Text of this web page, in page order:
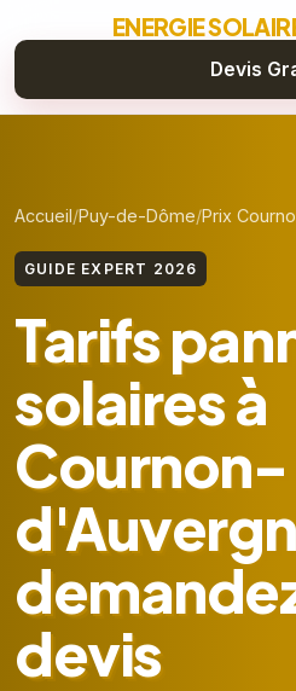
ENERGIE
Devis
Accueil Puy-de-Dôme Prix
GUIDE EXPERT 2026
Tarifs
solaires à
Cournon-
devis